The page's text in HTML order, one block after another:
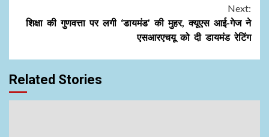
Next:
शिक्षा की गुणवत्ता पर लगी ‘डायमंड’ की मुहर, क्यूएस आई-गेज ने
एसआरएचयू को दी डायमंड रेटिंग
Related Stories